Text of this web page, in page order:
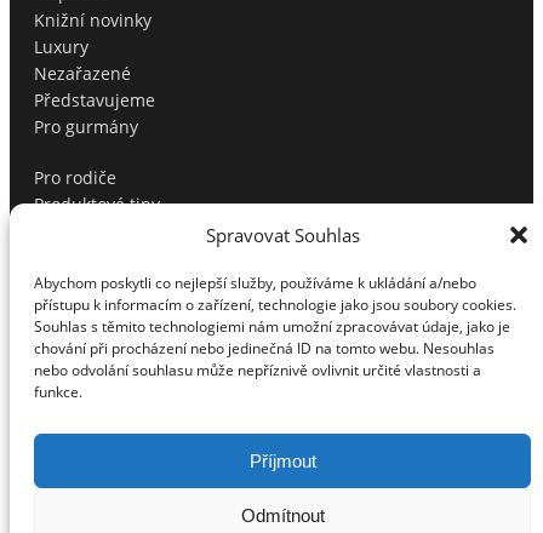
Spravovat Souhlas
Abychom poskytli co nejlepší služby, používáme k ukládání a/nebo
přístupu k informacím o zařízení, technologie jako jsou soubory cookies.
Souhlas s těmito technologiemi nám umožní zpracovávat údaje, jako je
chování při procházení nebo jedinečná ID na tomto webu. Nesouhlas
nebo odvolání souhlasu může nepříznivě ovlivnit určité vlastnosti a
funkce.
Příjmout
Odmítnout
Knižní novinky
Luxury
Nezařazené
Představujeme
Pro gurmány
Pro rodiče
Produktové tipy
Sport
Testujeme pro vás
Tipy na dárky
Tipy na dárky pro muže
Top
Volný čas